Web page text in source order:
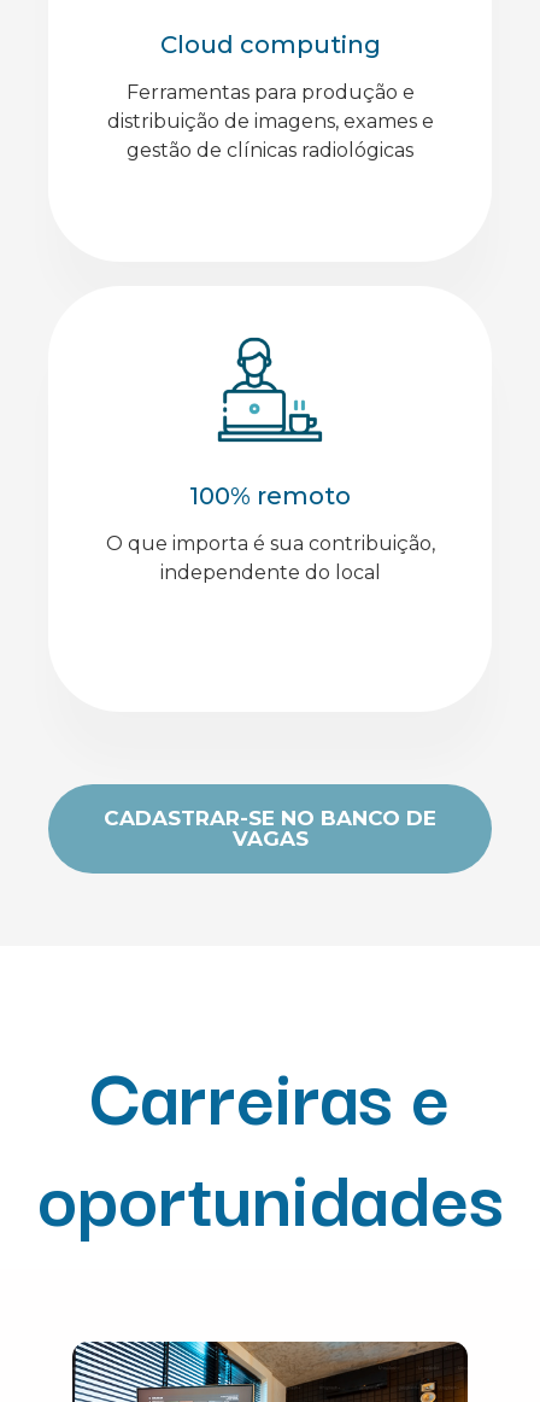
Cloud computing
Ferramentas para produção e
distribuição de imagens, exames e
gestão de clínicas radiológicas
100% remoto
O que importa é sua contribuição,
independente do local
CADASTRAR-SE NO BANCO DE
VAGAS
Carreiras e
oportunidades